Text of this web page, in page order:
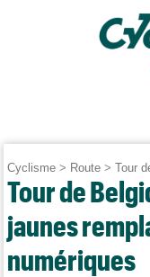
Cyclisme > Route >Tour
Tour de
jaunes
numériques